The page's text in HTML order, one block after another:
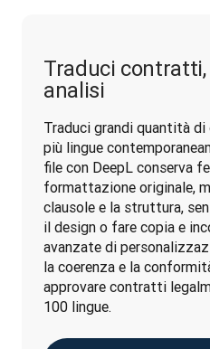
Traduci
analisi
Traduci grandi quantità
più lingue
file con DeepL conserva
formattazione originale,
clausole e la struttura,
il design o fare copia e
avanzate di
la coerenza e la
approvare contratti
100 lingue.